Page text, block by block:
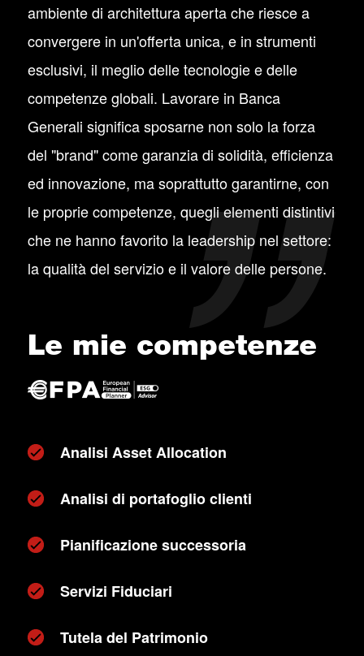
ambiente di architettura aperta che riesce a
convergere in un'offerta unica, e in strumenti
esclusivi, il meglio delle tecnologie e delle
competenze globali. Lavorare in Banca
Generali significa sposarne non solo la forza
del "brand" come garanzia di solidità, efficienza
ed innovazione, ma soprattutto garantirne, con
le proprie competenze, quegli elementi distintivi
che ne hanno favorito la leadership nel settore:
la qualità del servizio e il valore delle persone.
Le mie competenze
Analisi Asset Allocation
Analisi di portafoglio clienti
Pianificazione successoria
Servizi Fiduciari
Tutela del Patrimonio